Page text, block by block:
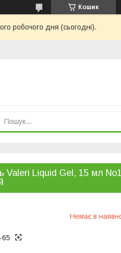
Кошик
робочого дня (сьогодні).
Valeri Liquid Gel, 15 мл
Немає в
65